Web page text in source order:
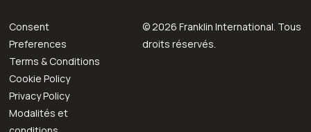
©2026 Franklin International. Tous
droits réservés.
Consent
Preferences
Terms & Conditions
Cookie Policy
Privacy Policy
Modalités et